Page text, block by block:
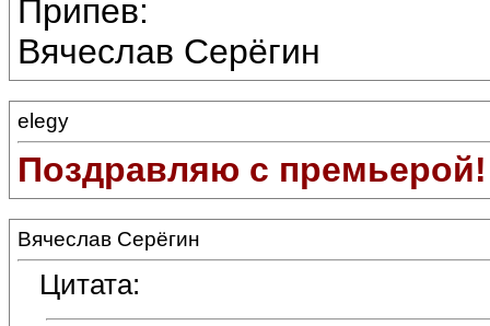
Припев:
Вячеслав Серёгин
elegy
Поздравляю с премьерой!
Вячеслав Серёгин
Цитата: